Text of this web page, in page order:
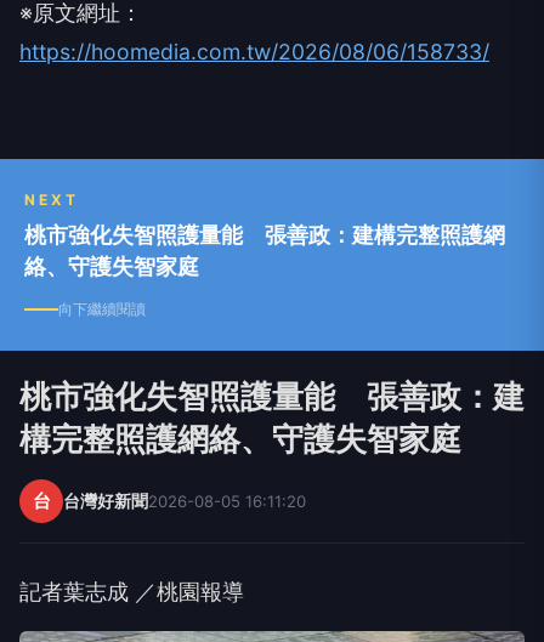
※原文網址：
https://hoomedia.com.tw/2026/08/06/158733/
NEXT
桃市強化失智照護量能 張善政：建構完整照護網
絡、守護失智家庭
向下繼續閱讀
桃市強化失智照護量能 張善政：建
構完整照護網絡、守護失智家庭
台 台灣好新聞2026-08-05 16:11:20
記者葉志成 ／桃園報導